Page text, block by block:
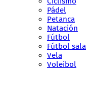
Pádel
Petanca
Natación
Fútbol
Fútbol sala
Vela
Voleibol